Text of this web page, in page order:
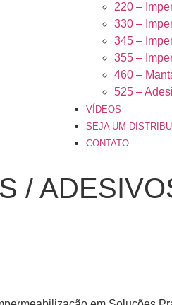
220 –
330 –
345 –
355 –
460 –
525 –
VÍDEOS
SEJA UM
CONTATO
/